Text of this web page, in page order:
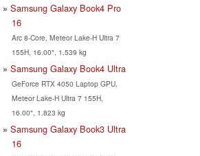
Samsung Galaxy Book4 Pro
16
Arc 8-Core, Meteor Lake-H Ultra 7
155H, 16.00", 1.539 kg
Samsung Galaxy Book4 Ultra
GeForce RTX 4050 Laptop GPU,
Meteor Lake-H Ultra 7 155H,
16.00", 1.823 kg
Samsung Galaxy Book3 Ultra
16